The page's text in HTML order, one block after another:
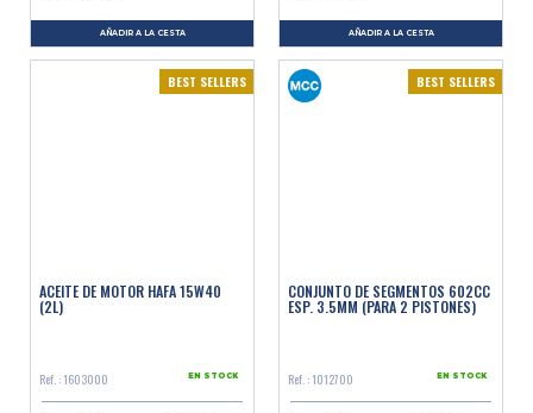
AÑADIR A LA CESTA AÑADIR A LA CESTA
BEST SELLERS
ACEITE DE MOTOR HAFA 15W40
(2L)
Ref. : 1603000 EN STOCK
BEST SELLERS
CONJUNTO DE SEGMENTOS 602CC
ESP. 3.5MM (PARA 2 PISTONES)
Ref. : 1012700 EN STOCK